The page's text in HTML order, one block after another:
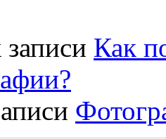
записи Как